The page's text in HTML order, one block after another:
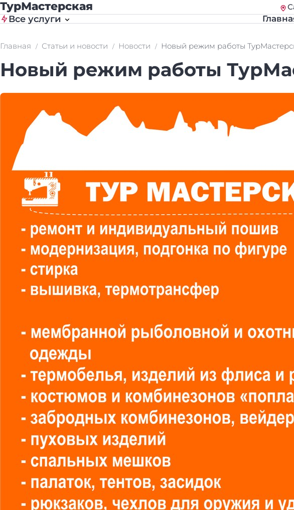
ТурМастерская
Все услуги
Главная Статьи и новости Новости Новый режим работы
Новый режим работы